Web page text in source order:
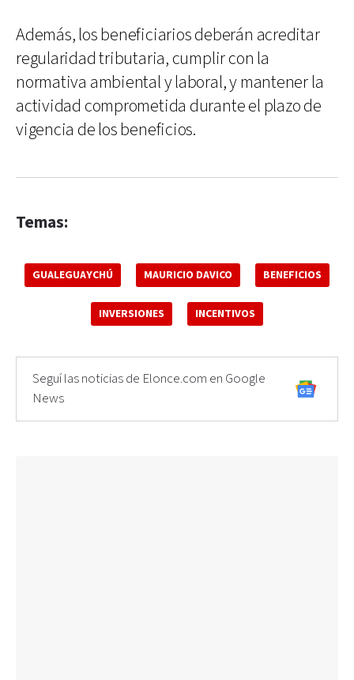
Además, los beneficiarios deberán acreditar
regularidad tributaria, cumplir con la
normativa ambiental y laboral, y mantener la
actividad comprometida durante el plazo de
vigencia de los beneficios.
Temas:
GUALEGUAYCHÚ MAURICIO DAVICO BENEFICIOS
INVERSIONES INCENTIVOS
Seguí las noticias de Elonce.com en Google
News